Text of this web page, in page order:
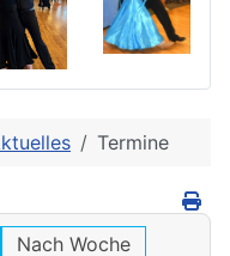
Termine
Nach Woche